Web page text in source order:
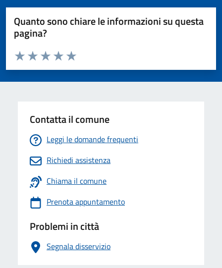
Quanto sono chiare le informazioni su questa
pagina?
Valuta da 1 a 5 stelle la pagina
Valuta 5 stelle su 5
Valuta 4 stelle su 5
Valuta 3 stelle su 5
Valuta 2 stelle su 5
Valuta 1 stelle su 5
Contatta il comune
Leggi le domande frequenti
Richiedi assistenza
Chiama il comune
Prenota appuntamento
Problemi in città
Segnala disservizio